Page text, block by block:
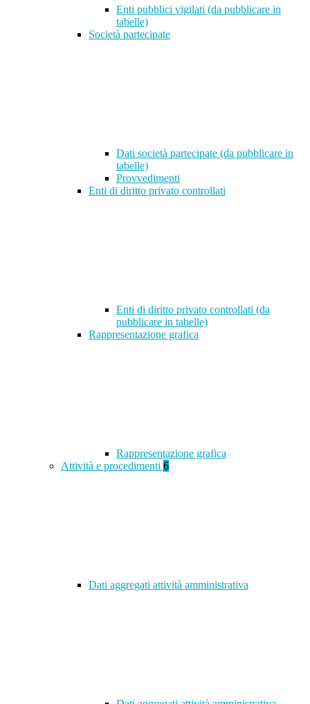
Enti pubblici vigilati (da pubblicare in
tabelle)
Società partecipate
Dati società partecipate (da pubblicare in
tabelle)
Provvedimenti
Enti di diritto privato controllati
Enti di diritto privato controllati (da
pubblicare in tabelle)
Rappresentazione grafica
Rappresentazione grafica
Attività e procedimenti 6
Dati aggregati attività amministrativa